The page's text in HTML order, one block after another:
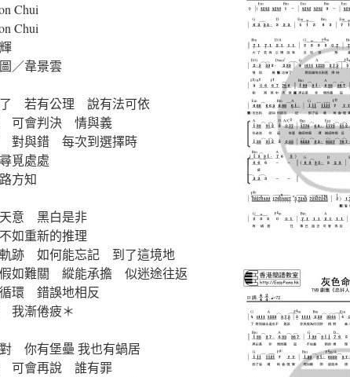
Chui
Chui
／韋景雲
了 若有公理 說有法可依
可會判決 情與義
對與錯 每次到選擇時
覓處處
方知
意 黑白是非
如重新的推理
軌跡 如何能忘記 到了這境地
如難關 縱能承擔 似迷途往返
環 錯誤地相反
我漸倦疲＊
你有堡壘 我也有蝸居
可會再說 誰有罪